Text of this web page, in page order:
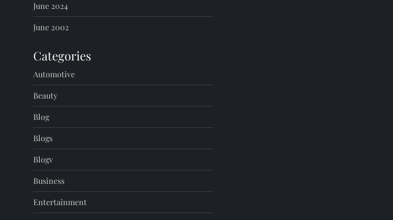
June 2024
June 2002
Categories
Automotive
Beauty
Blog
Blogs
Blogv
Business
Entertainment